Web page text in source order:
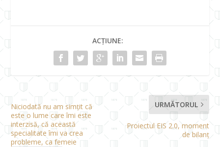
ACȚIUNE:
Niciodată nu am simțit că
este o lume care îmi este
interzisă, că această
specialitate îmi va crea
probleme, ca femeie
URMĂTORUL
Proiectul EIS 2.0, moment
de bilanț